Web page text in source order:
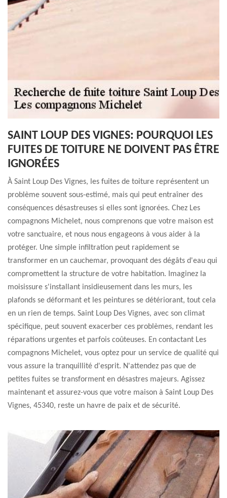
SAINT LOUP DES VIGNES: POURQUOI LES
FUITES DE TOITURE NE DOIVENT PAS ÊTRE
IGNORÉES
À Saint Loup Des Vignes, les fuites de toiture représentent un
problème souvent sous-estimé, mais qui peut entraîner des
conséquences désastreuses si elles sont ignorées. Chez Les
compagnons Michelet, nous comprenons que votre maison est
votre sanctuaire, et nous nous engageons à vous aider à la
protéger. Une simple infiltration peut rapidement se
transformer en un cauchemar, provoquant des dégâts d'eau qui
compromettent la structure de votre habitation. Imaginez la
moisissure s'installant insidieusement dans les murs, les
plafonds se déformant et les peintures se détériorant, tout cela
en un rien de temps. Saint Loup Des Vignes, avec son climat
spécifique, peut souvent exacerber ces problèmes, rendant les
réparations urgentes et parfois coûteuses. En contactant Les
compagnons Michelet, vous optez pour un service de qualité qui
vous assure la tranquillité d'esprit. N'attendez pas que de
petites fuites se transforment en désastres majeurs. Agissez
maintenant et assurez-vous que votre maison à Saint Loup Des
Vignes, 45340, reste un havre de paix et de sécurité.